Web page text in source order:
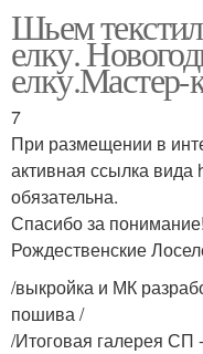
Шьем
елку.
елку.Мастер-
7
При размещении в
активная ссылка
обязательна.
Спасибо за понимание!
Рождественские
/выкройка и МК
пошива /
/Итоговая галерея СП